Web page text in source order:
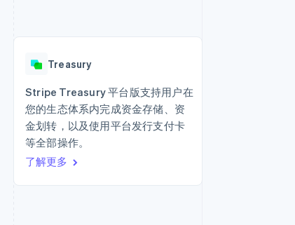
Radar
初创企业注册
Climate
碳移除
API 状态
Treasury
Stripe Treasury 平台版支持用户在
您的生态体系内完成资金存储、资
金划转，以及使用平台发行支付卡
等全部操作。
了解更多